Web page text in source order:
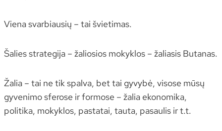
Viena svarbiausių – tai švietimas.
Šalies strategija – žaliosios mokyklos – žaliasis Butanas.
Žalia – tai ne tik spalva, bet tai gyvybė, visose mūsų
gyvenimo sferose ir formose – žalia ekonomika,
politika, mokyklos, pastatai, tauta, pasaulis ir t.t.